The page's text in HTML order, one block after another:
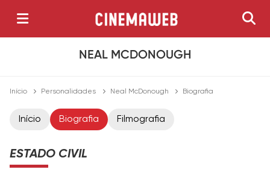
NEAL MCDONOUGH
Início Personalidades Neal McDonough Biografia
Início Biografia Filmografia
ESTADO CIVIL